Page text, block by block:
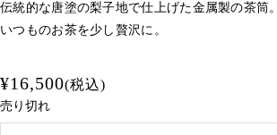
伝統的な唐塗の梨子地で仕上げた金属製の茶筒。
いつものお茶を少し贅沢に。
¥16,500(税込)
売り切れ